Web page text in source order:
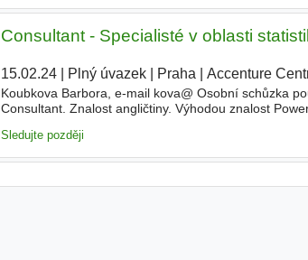
Consultant - Specialisté v oblasti
15.02.24| Plný úvazek| Praha Accenture
Koubkova Barbora, e-mail kova@ Osobní schůzka
Consultant. Znalost angličtiny. Výhodou znalost
Sledujte později